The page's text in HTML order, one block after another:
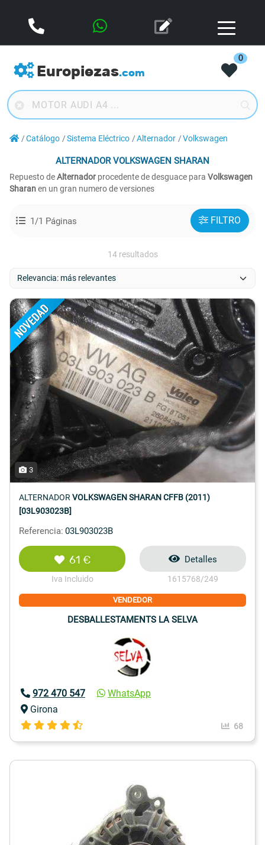
Europiezas.com
0
Catálogo Sistema Eléctrico Alternador Volkswagen
ALTERNADORVOLKSWAGEN SHARAN
Repuesto deAlternador procedente de desguace para Volkswagen
Sharanen un gran numero de versiones
1/1 Páginas FILTRO
14 resultados
3
ALTERNADOR VOLKSWAGEN SHARAN CFFB (2011)
[03L903023B]
Referencia: 03L903023B
61 €
Iva Incluido
Detalles
1615768/249
VENDEDOR
DESBALLESTAMENTS LA SELVA
972 470 547
WhatsApp
Girona
68